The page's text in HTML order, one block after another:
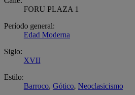
FORU PLAZA 1
Período general:
Edad Moderna
Siglo:
XVII
Estilo:
Barroco, Gótico, Neoclasicismo